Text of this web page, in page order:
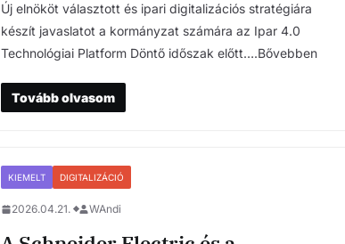
Új elnököt választott és ipari digitalizációs stratégiára
készít javaslatot a kormányzat számára az Ipar 4.0
Technológiai Platform Döntő időszak előtt….Bővebben
Tovább olvasom
KIEMELT DIGITALIZÁCIÓ
2026.04.21. WAndi